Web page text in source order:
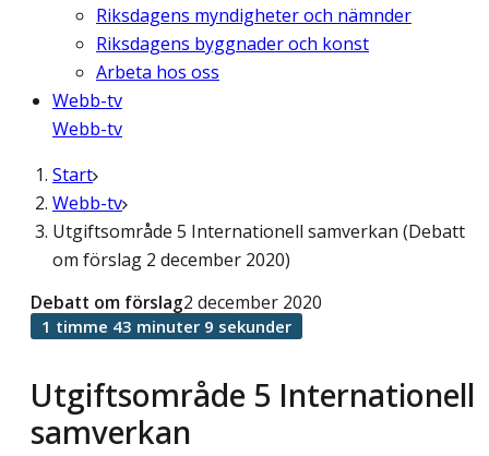
Riksdagens myndigheter och nämnder
Riksdagens byggnader och konst
Arbeta hos oss
Webb-tv
Webb-tv
Start
Webb-tv
Utgiftsområde 5 Internationell samverkan (Debatt
om förslag 2 december 2020)
Utgiftsområde 5 Internationell
samverkan
Debatt om förslag2 december 2020
1 timme 43 minuter 9 sekunder